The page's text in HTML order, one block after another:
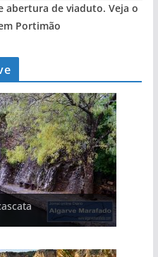
abertura de viaduto. Veja o
Portimão
vídeo)
de Portugal (com